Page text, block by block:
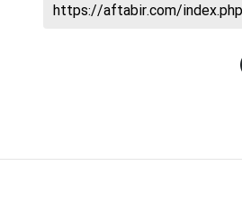
https://aftabir.com/